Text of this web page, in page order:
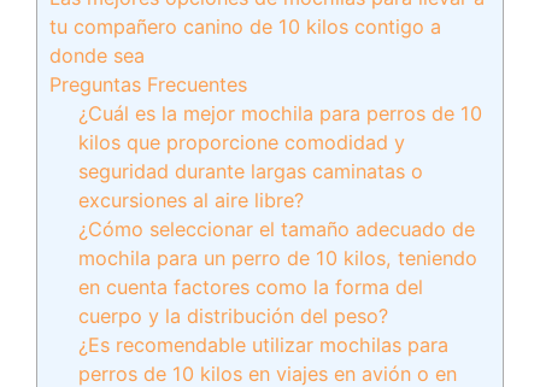
tu compañero canino de 10 kilos contigo a
donde sea
Preguntas Frecuentes
¿Cuál es la mejor mochila para perros de 10
kilos que proporcione comodidad y
seguridad durante largas caminatas o
excursiones al aire libre?
¿Cómo seleccionar el tamaño adecuado de
mochila para un perro de 10 kilos, teniendo
en cuenta factores como la forma del
cuerpo y la distribución del peso?
¿Es recomendable utilizar mochilas para
perros de 10 kilos en viajes en avión o en